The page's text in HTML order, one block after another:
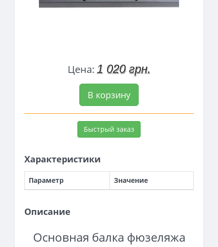
Цена: 1 020 грн.
В корзину
Быстрый заказ
Характеристики
Параметр Значение
Описание
Основная балка фюзеляжа